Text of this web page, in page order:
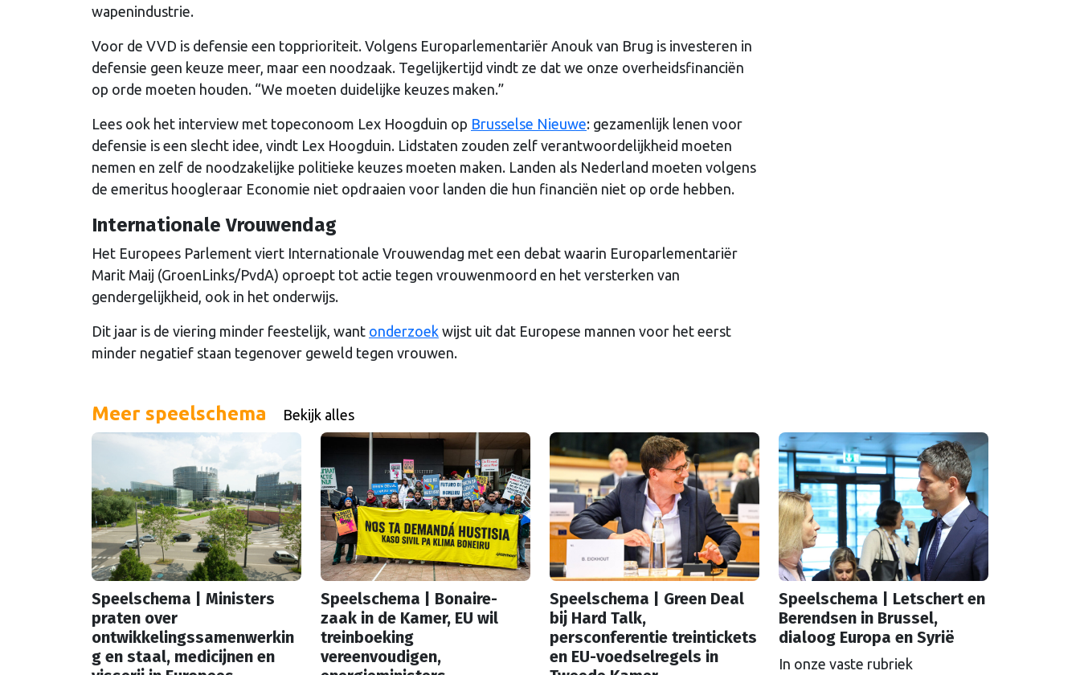
wapenindustrie.
Voor de VVD is defensie een topprioriteit. Volgens Europarlementariër Anouk van Brug is investeren in
defensie geen keuze meer, maar een noodzaak. Tegelijkertijd vindt ze dat we onze overheidsfinanciën
op orde moeten houden. “We moeten duidelijke keuzes maken.”
Lees ook het interview met topeconoom Lex Hoogduin op Brusselse Nieuwe: gezamenlijk lenen voor
defensie is een slecht idee, vindt Lex Hoogduin. Lidstaten zouden zelf verantwoordelijkheid moeten
nemen en zelf de noodzakelijke politieke keuzes moeten maken. Landen als Nederland moeten volgens
de emeritus hoogleraar Economie niet opdraaien voor landen die hun financiën niet op orde hebben.
Internationale Vrouwendag
Het Europees Parlement viert Internationale Vrouwendag met een debat waarin Europarlementariër
Marit Maij (GroenLinks/PvdA) oproept tot actie tegen vrouwenmoord en het versterken van
gendergelijkheid, ook in het onderwijs.
Dit jaar is de viering minder feestelijk, want onderzoek wijst uit dat Europese mannen voor het eerst
minder negatief staan tegenover geweld tegen vrouwen.
Meer speelschema Bekijk alles
Speelschema | Ministers
praten over
ontwikkelingssamenwerkin
g en staal, medicijnen en
Speelschema | Bonaire-
zaak in de Kamer, EU wil
treinboeking
vereenvoudigen,
Speelschema | Green Deal
bij Hard Talk,
persconferentie treintickets
en EU-voedselregels in
Speelschema | Letschert en
Berendsen in Brussel,
dialoog Europa en Syrië
In onze vaste rubriek